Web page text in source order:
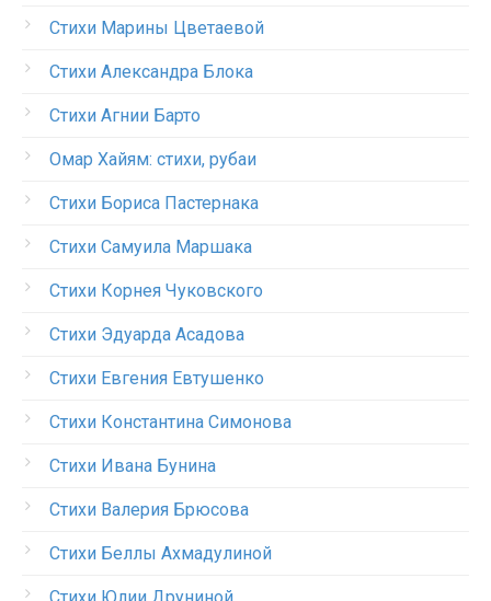
Стихи Марины Цветаевой
Стихи Александра Блока
Стихи Агнии Барто
Омар Хайям: стихи, рубаи
Стихи Бориса Пастернака
Стихи Самуила Маршака
Стихи Корнея Чуковского
Стихи Эдуарда Асадова
Стихи Евгения Евтушенко
Стихи Константина Симонова
Стихи Ивана Бунина
Стихи Валерия Брюсова
Стихи Беллы Ахмадулиной